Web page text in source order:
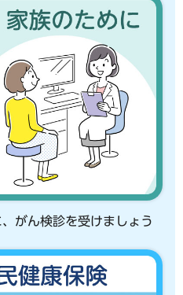
がん検診を受けましょう